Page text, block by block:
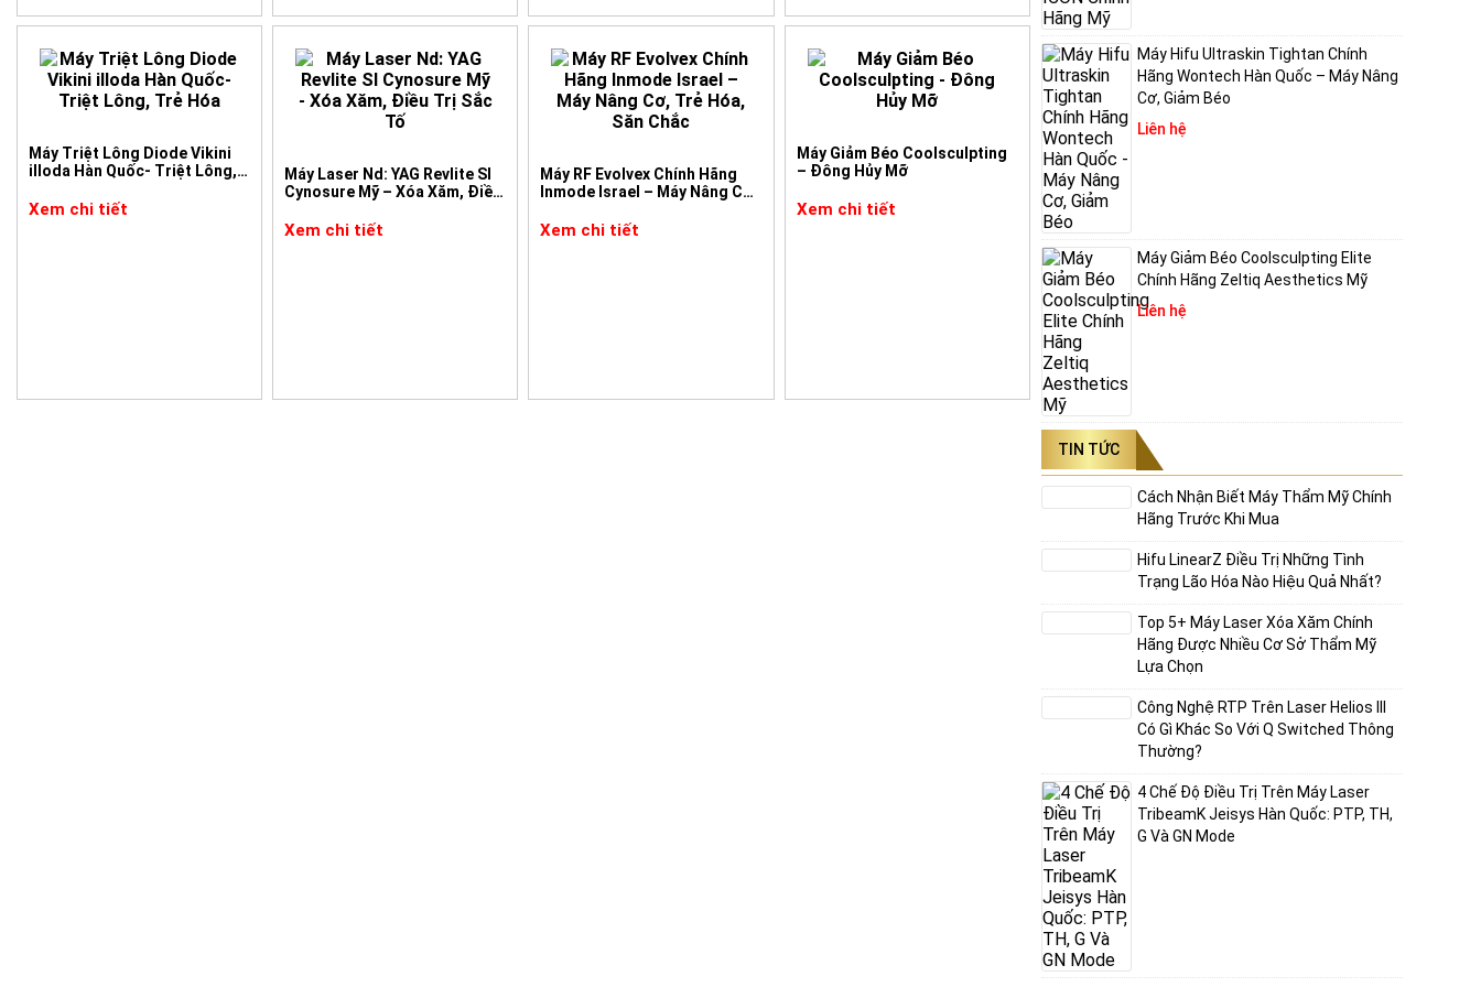
Máy Triệt Lông Diode Vikini
illoda Hàn Quốc- Triệt Lông,
Xem chi tiết
Máy Laser Nd: YAG Revlite SI
Cynosure Mỹ – Xóa Xăm, Điều
Xem chi tiết
Máy RF Evolvex Chính Hãng
Inmode Israel – Máy Nâng Cơ,
Xem chi tiết
Máy Giảm Béo Coolsculpting
– Đông Hủy Mỡ
Xem chi tiết
Máy Hifu Ultraskin Tightan Chính
Hãng Wontech Hàn Quốc – Máy Nâng
Cơ, Giảm Béo
Liên hệ
Máy Giảm Béo Coolsculpting Elite
Chính Hãng Zeltiq Aesthetics Mỹ
Liên hệ
TIN TỨC
Cách Nhận Biết Máy Thẩm Mỹ Chính
Hãng Trước Khi Mua
Hifu LinearZ Điều Trị Những Tình
Trạng Lão Hóa Nào Hiệu Quả Nhất?
Top 5+ Máy Laser Xóa Xăm Chính
Hãng Được Nhiều Cơ Sở Thẩm Mỹ
Lựa Chọn
Công Nghệ RTP Trên Laser Helios III
Có Gì Khác So Với Q Switched Thông
Thường?
4 Chế Độ Điều Trị Trên Máy Laser
TribeamK Jeisys Hàn Quốc: PTP, TH,
G Và GN Mode